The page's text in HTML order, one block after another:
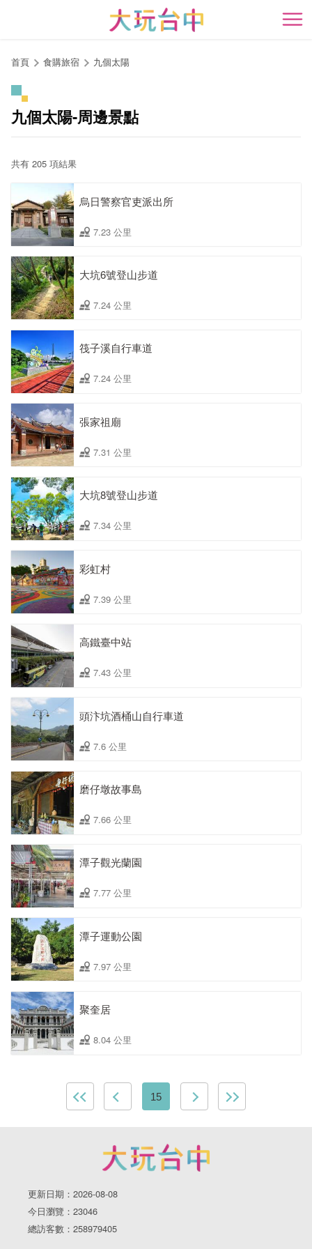
開
首頁 食購旅宿 九個太陽
九個太陽-周邊景點
共有 205 項結果
烏日警察官吏派出所
7.23 公里
大坑6號登山步道
7.24 公里
筏子溪自行車道
7.24 公里
張家祖廟
7.31 公里
大坑8號登山步道
7.34 公里
彩虹村
7.39 公里
高鐵臺中站
7.43 公里
頭汴坑酒桶山自行車道
7.6 公里
磨仔墩故事島
7.66 公里
潭子觀光蘭園
7.77 公里
潭子運動公園
7.97 公里
聚奎居
8.04 公里
15
更新日期：2026-08-08
今日瀏覽：23046
總訪客數：258979405